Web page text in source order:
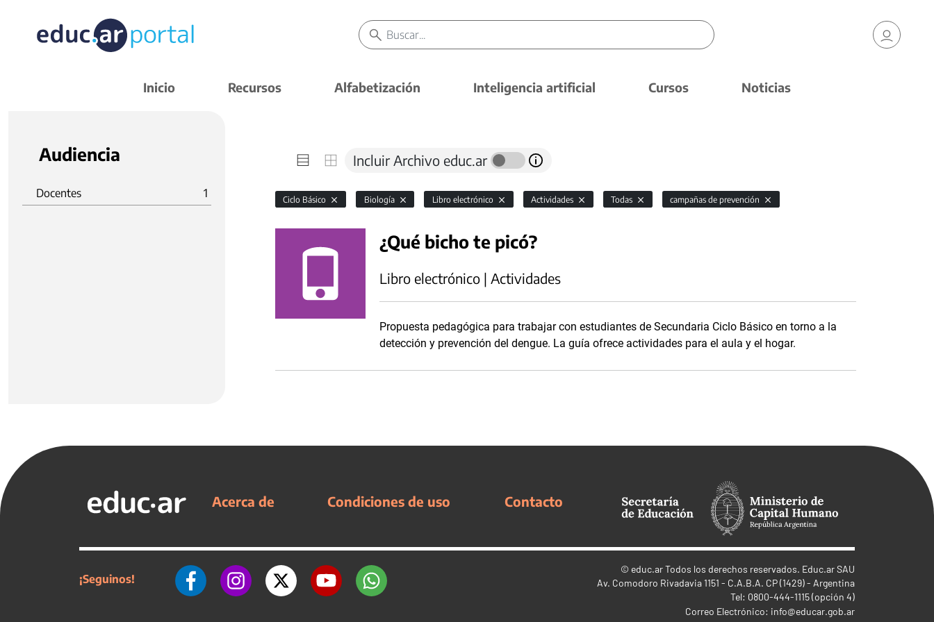
Inicio Recursos Alfabetización Inteligencia artificial Cursos Noticias
Audiencia
Docentes 1
Incluir Archivo educ.ar
Ciclo Básico Biología Libro electrónico Actividades Todas campañas de prevención
¿Qué bicho te picó?
Libro electrónico | Actividades
Propuesta pedagógica para trabajar con estudiantes de Secundaria Ciclo Básico en torno a la
detección y prevención del dengue. La guía ofrece actividades para el aula y el hogar.
Acerca de Condiciones de uso Contacto
¡Seguinos!
© educ.arTodos los derechos reservados. Educ.ar SAU
Av. Comodoro Rivadavia 1151 - C.A.B.A. CP (1429) - Argentina
Tel: 0800-444-1115 (opción 4)
Correo Electrónico: info@educar.gob.ar